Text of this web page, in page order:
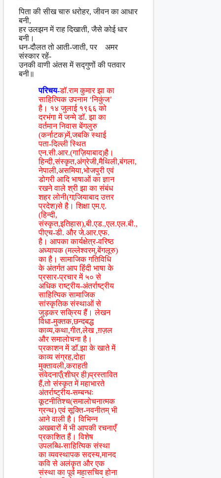
पिता की सीख चारु धरोहर, जीवन का आधार
बनी,
हर उलझन में राह दिखाती, जैसे कोई धार
बनी।
धन-दौलत तो आती-जाती, पर अमर
संस्कार रहें-
उनकी वाणी अंतस में सद्गुणों की पतवार
बनी॥
परिचय-डॉ.राम कुमार झा का
साहित्यिक उपनाम ‘निकुंज’
है। १४ जुलाई १९६६ को
दरभंगा में जन्मे डॉ. झा का
वर्तमान निवास बेंगलुरु
(कर्नाटक)में,जबकि स्थाई
पता-दिल्ली स्थित
एन.सी.आर.(गाज़ियाबाद)है।
हिन्दी,संस्कृत,अंग्रेजी,मैथिली,बंगला,
नेपाली,असमिया,भोजपुरी एवं
डोगरी आदि भाषाओं का ज्ञान
रखने वाले श्री झा का संबंध
शहर लोनी(गाजि़याबाद उत्तर
प्रदेश)से है। शिक्षा एम.ए.
(हिन्दी,
संस्कृत,इतिहास),बी.एड.,एल.एल.बी.,
पीएच-डी. और जे.आर.एफ.
है। आपका कार्यक्षेत्र-वरिष्ठ
अध्यापक (मल्लेश्वरम्,बेंगलूरु)
का है। सामाजिक गतिविधि
के अंतर्गत आप हिंंदी भाषा के
प्रसार-प्रचार में ५० से
अधिक राष्ट्रीय-अंतर्राष्ट्रीय
साहित्यिक सामाजिक
सांस्कृतिक संस्थाओं से
जुड़कर सक्रिय हैं। लेखन
विधा-मुक्तक,छन्दबद्ध
काव्य,कथा,गीत,लेख ,ग़ज़ल
और समालोचना है।
प्रकाशन में डॉ.झा के खाते में
काव्य संग्रह,दोहा
मुक्तावली,कराहती
संवेदनाएँ(शीघ्र ही)प्रस्तावित
हैं,तो संस्कृत में महाभारते
अंतर्राष्ट्रीय-सम्बन्धः
कूटनीतिश्च(समालोचनात्मक
ग्रन्थ) एवं सूक्ति-नवनीतम् भी
आने वाली है। विभिन्न
अखबारों में भी आपकी रचनाएँ
प्रकाशित हैं। विशेष
उपलब्धि-साहित्यिक संस्था
का व्यवस्थापक सदस्य,मानद
कवि से अलंकृत और एक
संस्था का पूर्व महासचिव होना